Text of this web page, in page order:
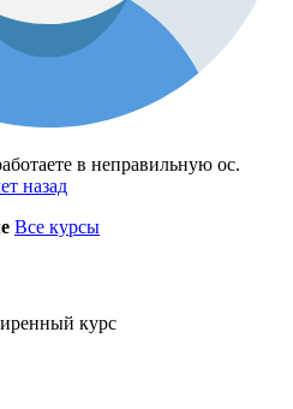
в неправильную ос.
назад
Все курсы
курс